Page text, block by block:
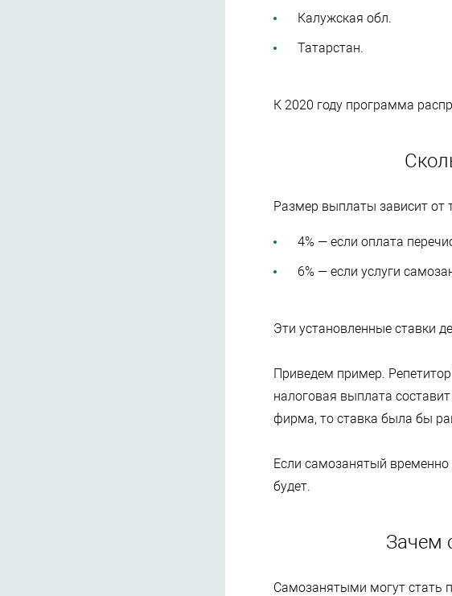
Калужская обл.
Татарстан.
К 2020 году программа
Размер выплаты зависит от
4% — если оплата
6% — если услуги
Эти установленные ставки
Приведем пример.
налоговая выплата
фирма, то ставка была бы
Если самозанятый временно
будет.
Зачем
Самозанятыми могут стать